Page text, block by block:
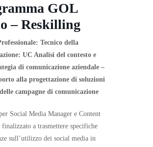
GOL
– Reskilling
Tecnico della
UC Analisi del contesto e
di comunicazione aziendale –
alla progettazione di soluzioni
campagne di comunicazione
Social Media Manager e Content
finalizzato a trasmettere specifiche
sull’utilizzo dei social media in